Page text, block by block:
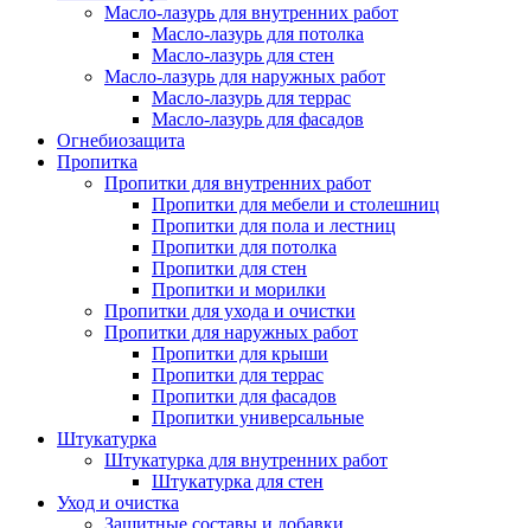
Масло-лазурь для внутренних работ
Масло-лазурь для потолка
Масло-лазурь для стен
Масло-лазурь для наружных работ
Масло-лазурь для террас
Масло-лазурь для фасадов
Огнебиозащита
Пропитка
Пропитки для внутренних работ
Пропитки для мебели и столешниц
Пропитки для пола и лестниц
Пропитки для потолка
Пропитки для стен
Пропитки и морилки
Пропитки для ухода и очистки
Пропитки для наружных работ
Пропитки для крыши
Пропитки для террас
Пропитки для фасадов
Пропитки универсальные
Штукатурка
Штукатурка для внутренних работ
Штукатурка для стен
Уход и очистка
Защитные составы и добавки